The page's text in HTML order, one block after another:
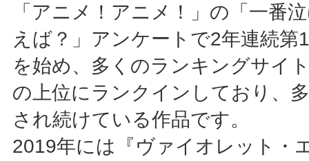
「アニメ！アニメ！」の「一番
えば？」アンケートで2年連続第
を始め、多くのランキングサイ
の上位にランクインしており、
され続けている作品です。
2019年には『ヴァイオレット・